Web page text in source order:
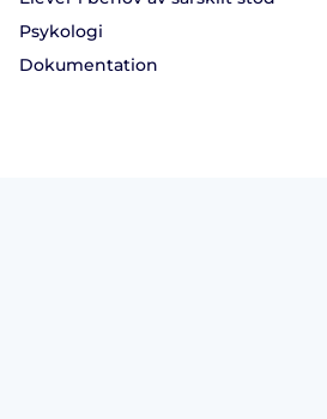
Psykologi
Dokumentation